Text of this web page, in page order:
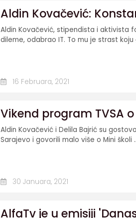
Aldin Kovačević:
Aldin Kovačević, stipendista i aktivista
dileme, odabrao IT. To mu je strast koju
16 Februara, 2021
Vikend program TVSA
Aldin Kovačević i Delila Bajrić su
Sarajevo i govorili malo više o Mini školi
30 Januara, 2021
AlfaTv je u emisiji